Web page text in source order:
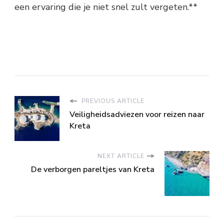
een ervaring die je niet snel zult vergeten.**
PREVIOUS ARTICLE
Veiligheidsadviezen voor reizen naar
Kreta
NEXT ARTICLE
De verborgen pareltjes van Kreta